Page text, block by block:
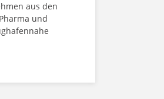
aus den
und